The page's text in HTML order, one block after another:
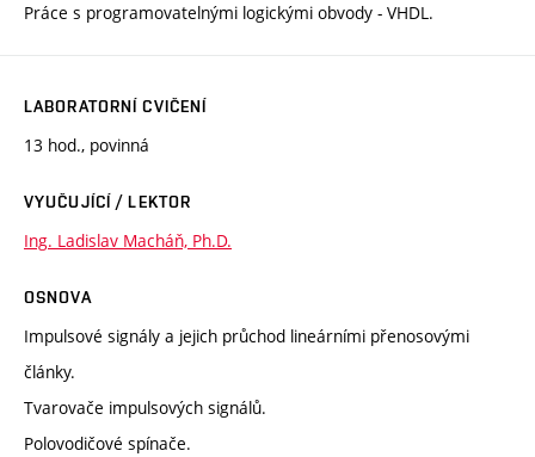
Práce s programovatelnými logickými obvody - VHDL.
LABORATORNÍ CVIČENÍ
13 hod., povinná
VYUČUJÍCÍ / LEKTOR
Ing. Ladislav Macháň, Ph.D.
OSNOVA
Impulsové signály a jejich průchod lineárními přenosovými
články.
Tvarovače impulsových signálů.
Polovodičové spínače.